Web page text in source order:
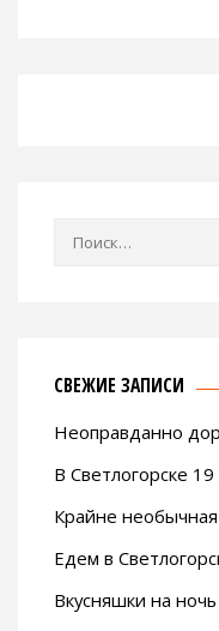
Найти:
СВЕЖИЕ ЗАПИСИ
Неоправданно
В Светлогорске
Крайне
Едем в
Вкусняшки на